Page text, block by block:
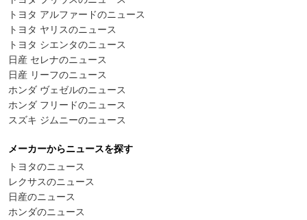
トヨタ アルファードのニュース
トヨタ ヤリスのニュース
トヨタ シエンタのニュース
日産 セレナのニュース
日産 リーフのニュース
ホンダ ヴェゼルのニュース
ホンダ フリードのニュース
スズキ ジムニーのニュース
メーカーからニュースを探す
トヨタのニュース
レクサスのニュース
日産のニュース
ホンダのニュース